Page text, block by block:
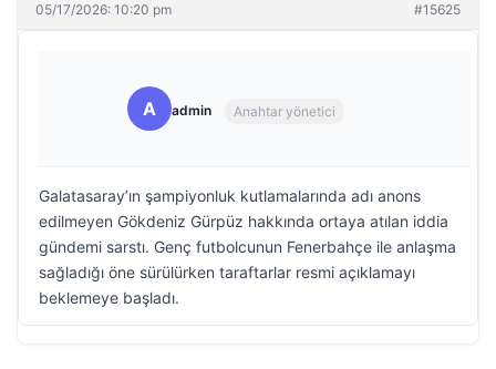
05/17/2026: 10:20 pm #15625
A admin Anahtar yönetici
Galatasaray’ın şampiyonluk kutlamalarında adı anons
edilmeyen Gökdeniz Gürpüz hakkında ortaya atılan iddia
gündemi sarstı. Genç futbolcunun Fenerbahçe ile anlaşma
sağladığı öne sürülürken taraftarlar resmi açıklamayı
beklemeye başladı.